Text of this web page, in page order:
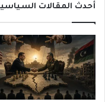
أحدث المقالات